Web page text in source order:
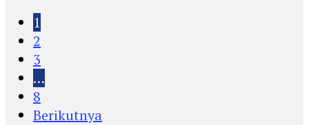
1
2
3
…
8
Berikutnya